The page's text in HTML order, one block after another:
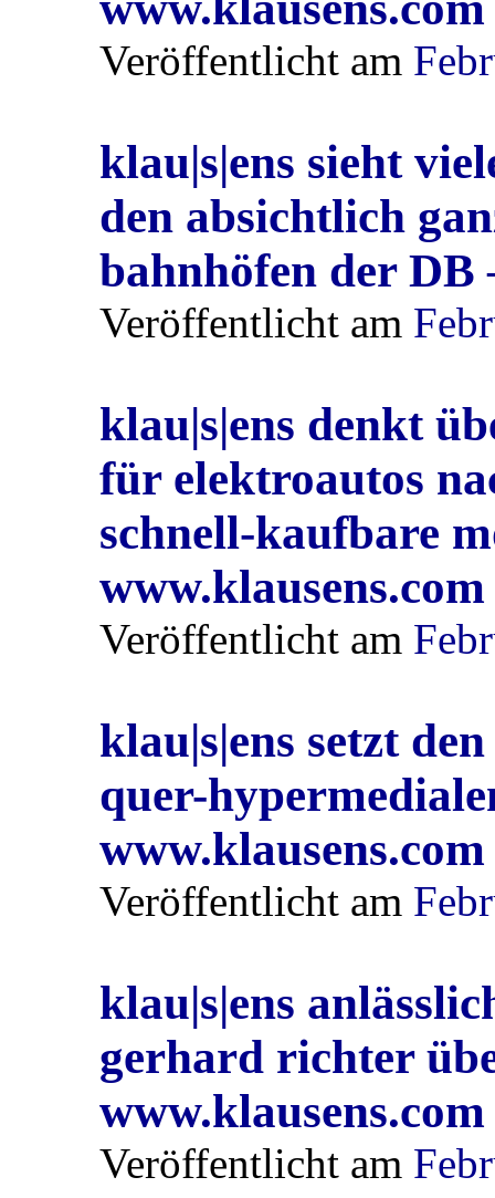
Veröffentlicht am
klau|s|ens sieht
den absichtlich
bahnhöfen der DB
Veröffentlicht am
klau|s|ens denkt
für elektroautos
schnell-kaufbare
www.klausens.com
Veröffentlicht am
klau|s|ens setzt
quer-
www.klausens.com
Veröffentlicht am
klau|s|ens
gerhard richter
www.klausens.com
Veröffentlicht am